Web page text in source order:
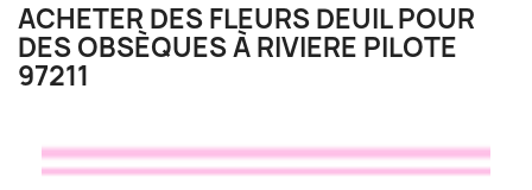
ACHETER DES FLEURS DEUIL POUR
DES OBSÈQUES À RIVIERE PILOTE
97211